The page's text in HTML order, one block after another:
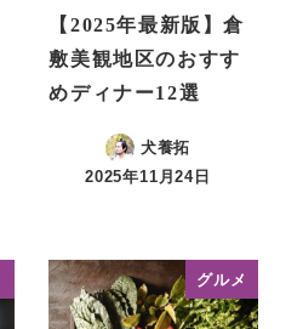
【2025年最新版】倉
敷美観地区のおすす
めディナー12選
犬養拓
投稿日
2025年11月24日
グルメ